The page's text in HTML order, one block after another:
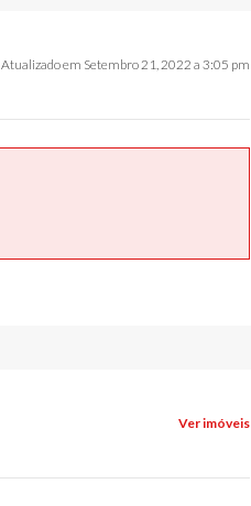
Atualizado em Setembro 21, 2022 a 3:05 pm
Ver imóveis